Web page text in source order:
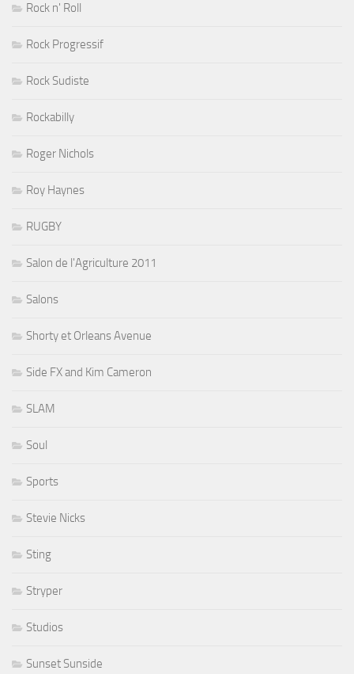
Rock n' Roll
Rock Progressif
Rock Sudiste
Rockabilly
Roger Nichols
Roy Haynes
RUGBY
Salon de l'Agriculture 2011
Salons
Shorty et Orleans Avenue
Side FX and Kim Cameron
SLAM
Soul
Sports
Stevie Nicks
Sting
Stryper
Studios
Sunset Sunside